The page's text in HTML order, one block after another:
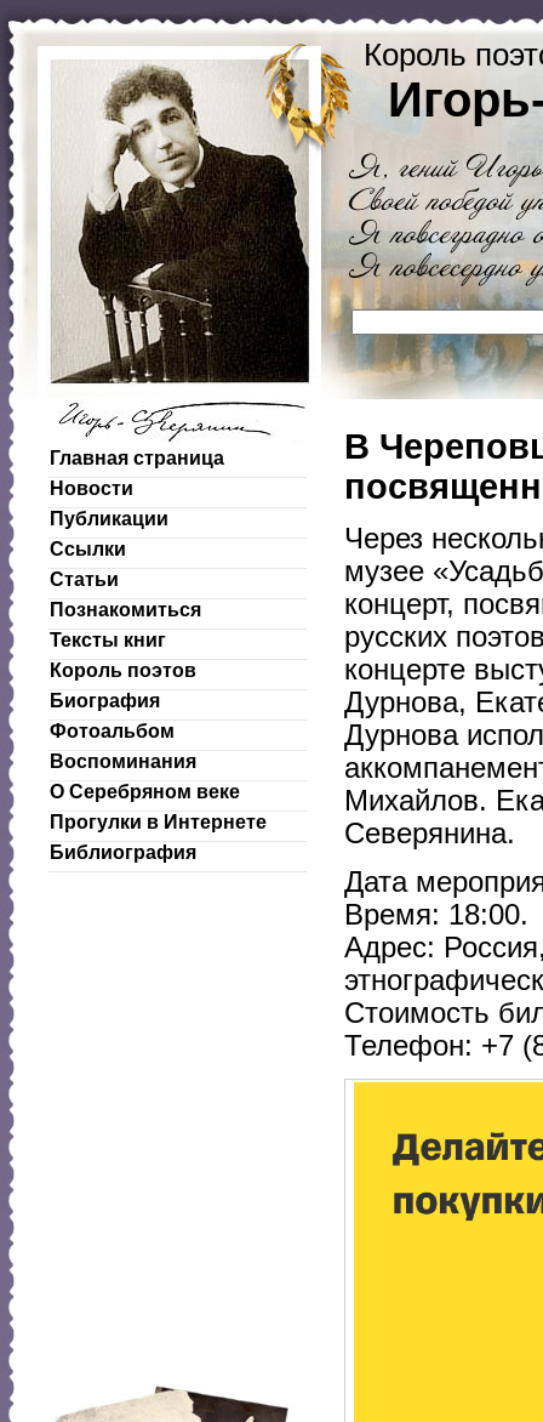
Король
Главная страница
Новости
Публикации
Ссылки
Статьи
Познакомиться
Тексты книг
Король поэтов
Биография
Фотоальбом
Воспоминания
О Серебряном веке
Прогулки в Интернете
Библиография
В
Через
музее
концерт,
русских
концерте
Дурнова,
Дурнова
Михайлов.
Северянина.
Дата
Время: 18:00.
Адрес:
Стоимость
Телефон: +7